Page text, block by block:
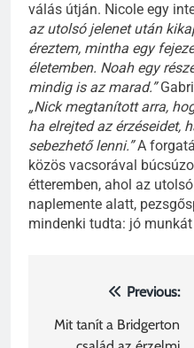
válás útján. Nicole egy
az utolsó jelenet után
éreztem, mintha egy
életemben. Noah egy
mindig is az marad.”
„Nick megtanított arra,
ha elrejted az érzéseidet,
sebezhető lenni.”A
közös vacsorával
étteremben, ahol az
naplemente alatt,
mindenki tudta: jó munkát
Bejegyzés
navigáció
Previous:
Mit tanít a Bridgerton